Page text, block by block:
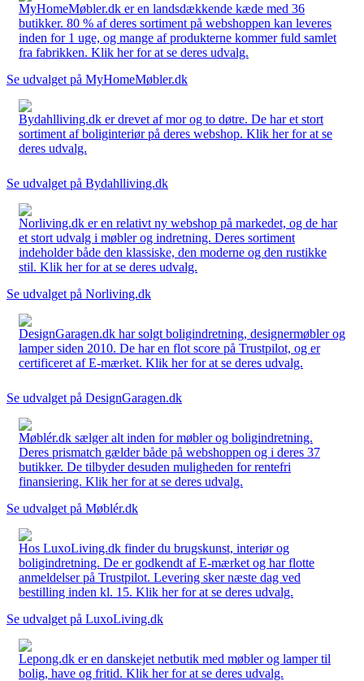
MyHomeMøbler.dk er en landsdækkende kæde med 36
butikker. 80 % af deres sortiment på webshoppen kan leveres
inden for 1 uge, og mange af produkterne kommer fuld samlet
fra fabrikken. Klik her for at se deres udvalg.
Se udvalget på MyHomeMøbler.dk
Bydahlliving.dk er drevet af mor og to døtre. De har et stort
sortiment af boliginteriør på deres webshop. Klik her for at se
deres udvalg.
Se udvalget på Bydahlliving.dk
Norliving.dk er en relativt ny webshop på markedet, og de har
et stort udvalg i møbler og indretning. Deres sortiment
indeholder både den klassiske, den moderne og den rustikke
stil. Klik her for at se deres udvalg.
Se udvalget på Norliving.dk
DesignGaragen.dk har solgt boligindretning, designermøbler og
lamper siden 2010. De har en flot score på Trustpilot, og er
certificeret af E-mærket. Klik her for at se deres udvalg.
Se udvalget på DesignGaragen.dk
Møblér.dk sælger alt inden for møbler og boligindretning.
Deres prismatch gælder både på webshoppen og i deres 37
butikker. De tilbyder desuden muligheden for rentefri
finansiering. Klik her for at se deres udvalg.
Se udvalget på Møblér.dk
Hos LuxoLiving.dk finder du brugskunst, interiør og
boligindretning. De er godkendt af E-mærket og har flotte
anmeldelser på Trustpilot. Levering sker næste dag ved
bestilling inden kl. 15. Klik her for at se deres udvalg.
Se udvalget på LuxoLiving.dk
Lepong.dk er en danskejet netbutik med møbler og lamper til
bolig, have og fritid. Klik her for at se deres udvalg.